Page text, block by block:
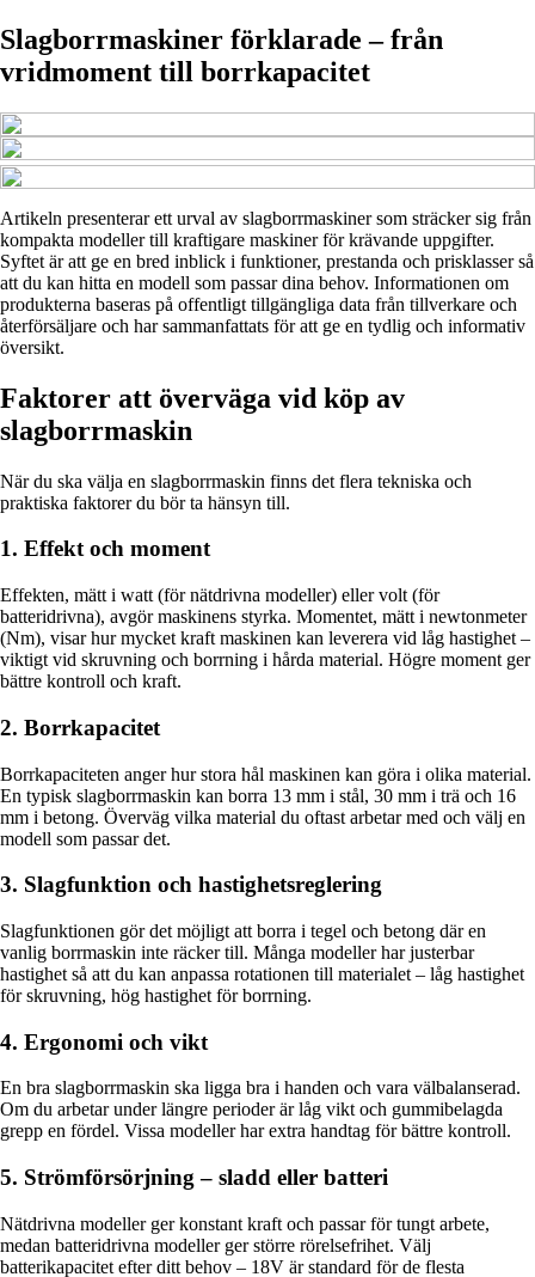
Slagborrmaskiner förklarade – från
vridmoment till borrkapacitet
Artikeln presenterar ett urval av slagborrmaskiner som sträcker sig från
kompakta modeller till kraftigare maskiner för krävande uppgifter.
Syftet är att ge en bred inblick i funktioner, prestanda och prisklasser så
att du kan hitta en modell som passar dina behov. Informationen om
produkterna baseras på offentligt tillgängliga data från tillverkare och
återförsäljare och har sammanfattats för att ge en tydlig och informativ
översikt.
Faktorer att överväga vid köp av
slagborrmaskin
När du ska välja en slagborrmaskin finns det flera tekniska och
praktiska faktorer du bör ta hänsyn till.
1. Effekt och moment
Effekten, mätt i watt (för nätdrivna modeller) eller volt (för
batteridrivna), avgör maskinens styrka. Momentet, mätt i newtonmeter
(Nm), visar hur mycket kraft maskinen kan leverera vid låg hastighet –
viktigt vid skruvning och borrning i hårda material. Högre moment ger
bättre kontroll och kraft.
2. Borrkapacitet
Borrkapaciteten anger hur stora hål maskinen kan göra i olika material.
En typisk slagborrmaskin kan borra 13 mm i stål, 30 mm i trä och 16
mm i betong. Överväg vilka material du oftast arbetar med och välj en
modell som passar det.
3. Slagfunktion och hastighetsreglering
Slagfunktionen gör det möjligt att borra i tegel och betong där en
vanlig borrmaskin inte räcker till. Många modeller har justerbar
hastighet så att du kan anpassa rotationen till materialet – låg hastighet
för skruvning, hög hastighet för borrning.
4. Ergonomi och vikt
En bra slagborrmaskin ska ligga bra i handen och vara välbalanserad.
Om du arbetar under längre perioder är låg vikt och gummibelagda
grepp en fördel. Vissa modeller har extra handtag för bättre kontroll.
5. Strömförsörjning – sladd eller batteri
Nätdrivna modeller ger konstant kraft och passar för tungt arbete,
medan batteridrivna modeller ger större rörelsefrihet. Välj
batterikapacitet efter ditt behov – 18V är standard för de flesta